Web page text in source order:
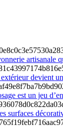
artisanale
devient
est un jeu
surfaces